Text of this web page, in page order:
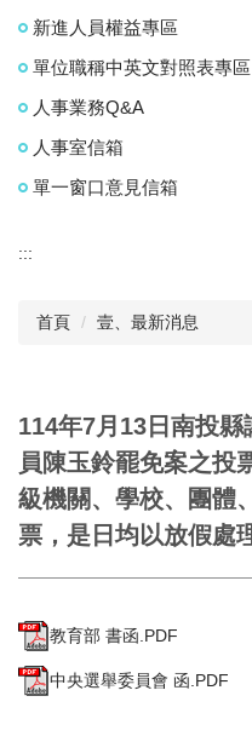
新進人員權益專區
單位職稱中英文對照表專區
人事業務Q&A
人事室信箱
單一窗口意見信箱
:::
首頁 壹、最新消息
114年7月13日南投
員陳玉鈴罷免案之投
級機關、學校、團體
票，是日均以放假處
教育部 書函.PDF
中央選舉委員會 函.PDF